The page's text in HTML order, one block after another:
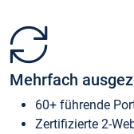
Mehrfach
60+ führende
Zertifizierte 2-